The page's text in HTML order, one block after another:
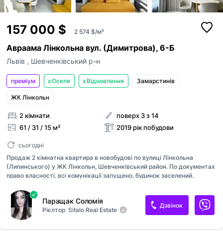
157 000 $ 2 574 $/м²
Авраама Лінкольна вул. (Димитрова), 6-Б
Львів , Шевченківський р-н
преміум єОселя єВідновлення Замарстинiв
ЖК Лінкольн
2 кімнати
61 / 31 / 15 м²
поверх 3 з 14
2019 рік побудови
сьогодні
Продаж 2 кімнатна квартира в новобудові по вулиці Лінкольна
(Липинського) у ЖК Лінкольн, Шевченківський район. По документах
право власності, всі комунікації запущено, будинок заселений.
виключаєте та регулюєте подачу тепла в квартиру за допомогою
окремого квартирного теплового лічильника). Паркінг гостьовий та
підземний. В будинку встановлення генератор для забезпечення
енергією опалення, нагріву води, роботи ліфтів і місць загального
користування. в будинку закрита територія та консєрж. Поверх 3/15.
Паращак Соломія
Рієлтор Sitalo Real Estate
Дзвінок